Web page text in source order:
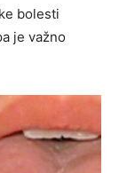
bolesti
je važno